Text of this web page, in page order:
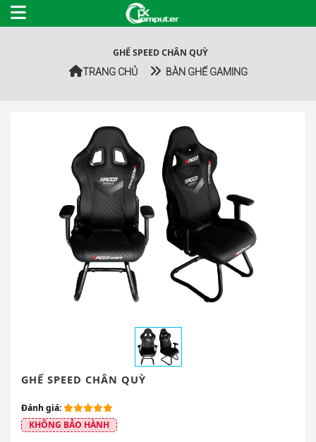
GHẾ SPEED CHÂN QUỲ
TRANG CHỦ BÀN GHẾ GAMING
GHẾ SPEED CHÂN QUỲ
Đánh giá:
KHÔNG BẢO HÀNH